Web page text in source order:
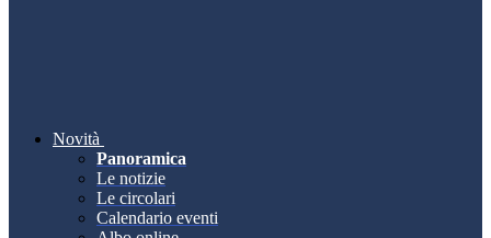
Novità
Panoramica
Le notizie
Le circolari
Calendario eventi